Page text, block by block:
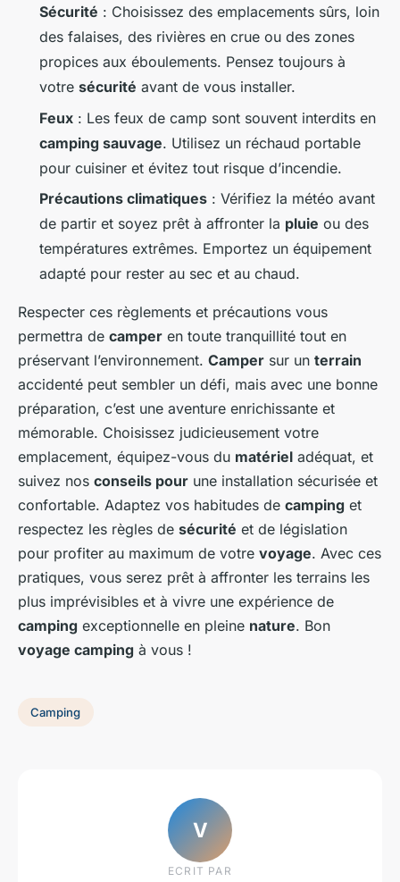
Sécurité : Choisissez des emplacements sûrs, loin
des falaises, des rivières en crue ou des zones
propices aux éboulements. Pensez toujours à
votre sécurité avant de vous installer.
Feux : Les feux de camp sont souvent interdits en
camping sauvage. Utilisez un réchaud portable
pour cuisiner et évitez tout risque d’incendie.
Précautions climatiques : Vérifiez la météo avant
de partir et soyez prêt à affronter la pluie ou des
températures extrêmes. Emportez un équipement
adapté pour rester au sec et au chaud.
Respecter ces règlements et précautions vous
permettra de camper en toute tranquillité tout en
préservant l’environnement. Camper sur un terrain
accidenté peut sembler un défi, mais avec une bonne
préparation, c’est une aventure enrichissante et
mémorable. Choisissez judicieusement votre
emplacement, équipez-vous du matériel adéquat, et
suivez nos conseils pour une installation sécurisée et
confortable. Adaptez vos habitudes de camping et
respectez les règles de sécurité et de législation
pour profiter au maximum de votre voyage. Avec ces
pratiques, vous serez prêt à affronter les terrains les
plus imprévisibles et à vivre une expérience de
camping exceptionnelle en pleine nature. Bon
voyage camping à vous !
Camping
V
ECRIT PAR